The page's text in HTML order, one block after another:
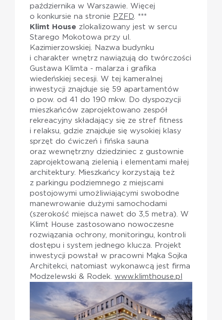
października w Warszawie. Więcej
o konkursie na stronie PZFD. ***
Klimt House zlokalizowany jest w sercu
Starego Mokotowa przy ul.
Kazimierzowskiej. Nazwa budynku
i charakter wnętrz nawiązują do twórczości
Gustawa Klimta - malarza i grafika
wiedeńskiej secesji. W tej kameralnej
inwestycji znajduje się 59 apartamentów
o pow. od 41 do 190 mkw. Do dyspozycji
mieszkańców zaprojektowano zespół
rekreacyjny składający się ze stref fitness
i relaksu, gdzie znajduje się wysokiej klasy
sprzęt do ćwiczeń i fińska sauna
oraz wewnętrzny dziedziniec z gustownie
zaprojektowaną zielenią i elementami małej
architektury. Mieszkańcy korzystają też
z parkingu podziemnego z miejscami
postojowymi umożliwiającymi swobodne
manewrowanie dużymi samochodami
(szerokość miejsca nawet do 3,5 metra). W
Klimt House zastosowano nowoczesne
rozwiązania ochrony, monitoringu, kontroli
dostępu i system jednego klucza. Projekt
inwestycji powstał w pracowni Mąka Sojka
Architekci, natomiast wykonawcą jest firma
Modzelewski & Rodek. www.klimthouse.pl